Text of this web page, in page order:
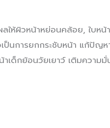
ให้ผิวหน้าหย่อนคล้อย, ใบหน้
ป็นการยกกระชับหน้า แก้ปัญ
เด็กย้อนวัยเยาว์ เติมความ